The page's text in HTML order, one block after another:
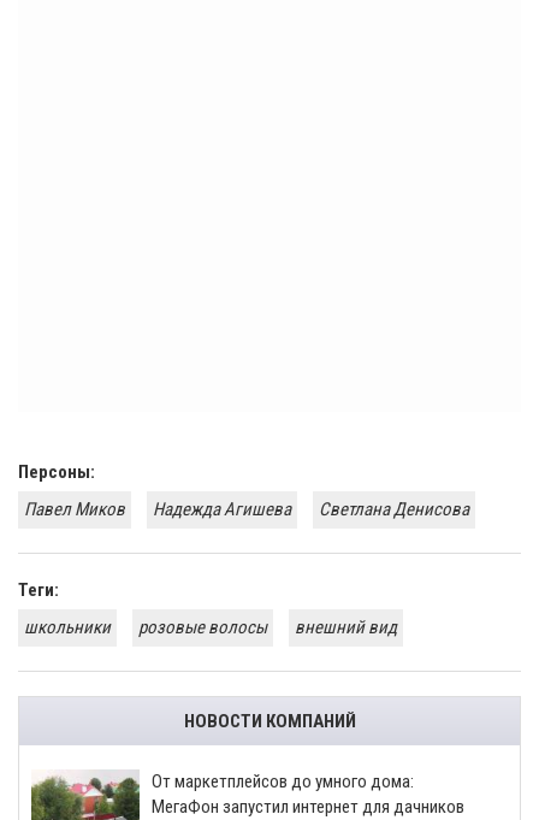
Персоны:
Павел Миков
Надежда Агишева Светлана Денисова
Теги:
школьники
розовые волосы внешний вид
НОВОСТИ КОМПАНИЙ
От маркетплейсов до умного дома:
МегаФон запустил интернет для дачников